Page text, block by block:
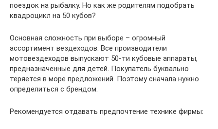
поездок на рыбалку. Но как же родителям подобрать
квадроцикл на 50 кубов?
Основная сложность при выборе – огромный
ассортимент вездеходов. Все производители
мотовездеходов выпускают 50-ти кубовые аппараты,
предназначенные для детей. Покупатель буквально
теряется в море предложений. Поэтому сначала нужно
определиться с брендом.
Рекомендуется отдавать предпочтение технике фирмы: